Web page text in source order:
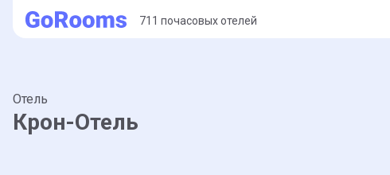
711 почасовых отелей
Отель
Крон-Отель